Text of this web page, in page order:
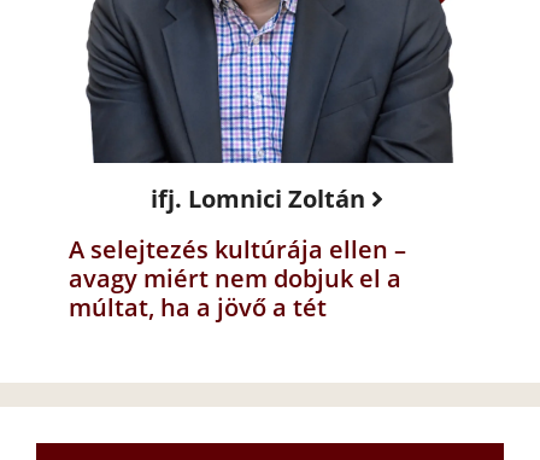
ifj. Lomnici Zoltán
A selejtezés kultúrája ellen –
avagy miért nem dobjuk el a
múltat, ha a jövő a tét